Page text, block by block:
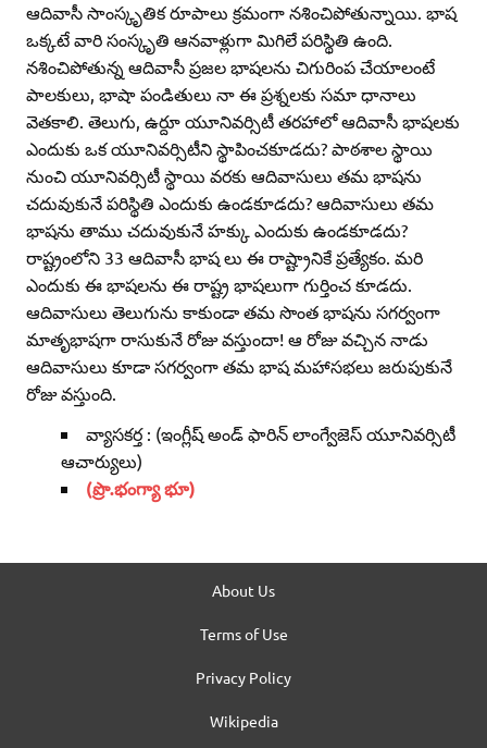
ఆదివాసీ సాంస్కృతిక రూపాలు క్రమంగా నశించిపోతున్నాయి. భాష
ఒక్కటే వారి సంస్కృతి ఆనవాళ్లుగా మిగిలే పరిస్థితి ఉంది.
నశించిపోతున్న ఆదివాసీ ప్రజల భాషలను చిగురింప చేయాలంటే
పాలకులు, భాషా పండితులు నా ఈ ప్రశ్నలకు సమా ధానాలు
వెతకాలి. తెలుగు, ఉర్దూ యూనివర్సిటీ తరహాలో ఆదివాసీ భాషలకు
ఎందుకు ఒక యూనివర్సిటీని స్థాపించకూడదు? పాఠశాల స్థాయి
నుంచి యూనివర్సిటీ స్థాయి వరకు ఆదివాసులు తమ భాషను
చదువుకునే పరిస్థితి ఎందుకు ఉండకూడదు? ఆదివాసులు తమ
భాషను తాము చదువుకునే హక్కు ఎందుకు ఉండకూడదు?
రాష్ట్రంలోని 33 ఆదివాసీ భాష లు ఈ రాష్ట్రానికే ప్రత్యేకం. మరి
ఎందుకు ఈ భాషలను ఈ రాష్ట్ర భాషలుగా గుర్తించ కూడదు.
ఆదివాసులు తెలుగును కాకుండా తమ సొంత భాషను సగర్వంగా
మాతృభాషగా రాసుకునే రోజు వస్తుందా! ఆ రోజు వచ్చిన నాడు
ఆదివాసులు కూడా సగర్వంగా తమ భాష మహాసభలు జరుపుకునే
రోజు వస్తుంది.
వ్యాసకర్త : (ఇంగ్లీష్‌ అండ్‌ ఫారిన్‌ లాంగ్వేజెస్‌ యూనివర్సిటీ
ఆచార్యులు)
(ప్రొ.భంగ్యా భూ)
About Us
Terms of Use
Privacy Policy
Wikipedia